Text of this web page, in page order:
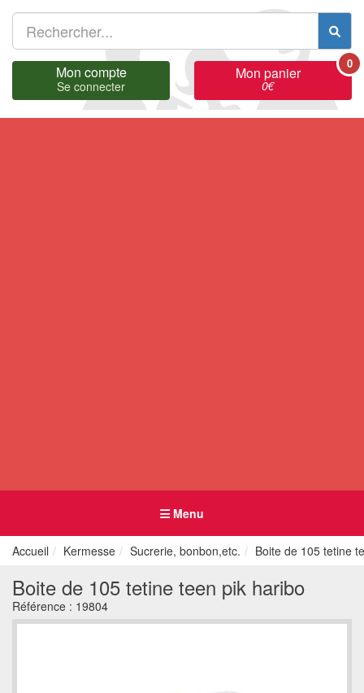
Mon compte
Se connecter
Mon panier
0€
0
Menu
Accueil Kermesse Sucrerie, bonbon,etc. Boite de 105 tetine
Boite de 105 tetine teen pik haribo
Référence : 19804